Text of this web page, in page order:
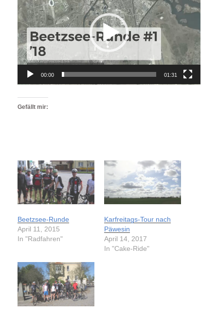
Player
00:00 01:31
Gefällt mir:
Beetzsee-Runde
April 11, 2015
In "Radfahren"
Karfreitags-Tour nach
Päwesin
April 14, 2017
In "Cake-Ride"